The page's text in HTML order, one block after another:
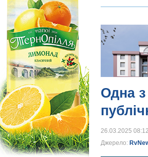
Одна з
26.03.2025
Джерело: